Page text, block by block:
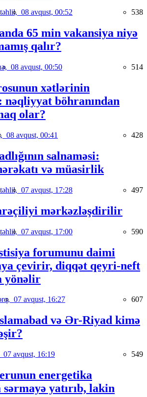
08 avqust, 00:52 538
65 min vakansiya niyə
qalır?
08 avqust, 00:50 514
xətlərinin
nəqliyyat böhranından
olar?
08 avqust, 00:41 428
salnaməsi:
və müasirlik
07 avqust, 17:28 497
mərkəzləşdirilir
07 avqust, 17:00 590
forumunu daimi
çevirir, diqqət qeyri-neft
yönəlir
07 avqust, 16:27 607
və Ər-Riyad kimə
07 avqust, 16:19 549
energetika
yatırıb, lakin